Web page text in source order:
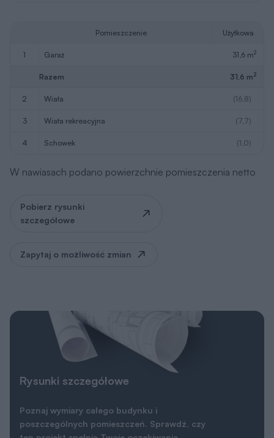
Pomieszczenie Użytkowa
1 garaż 31,6 m2
Razem 31,6 m2
2 wiata (16,8)
3 wiata rekreacyjna (7,7)
4 schowek (1,0)
W nawiasach podano powierzchnie pomieszczenia netto
Pobierz rysunki
szczegółowe
Zapytaj o możliwość zmian
Rysunki szczegółowe
Poznaj wymiary całego budynku i
poszczególnych pomieszczeń. Sprawdź, czy